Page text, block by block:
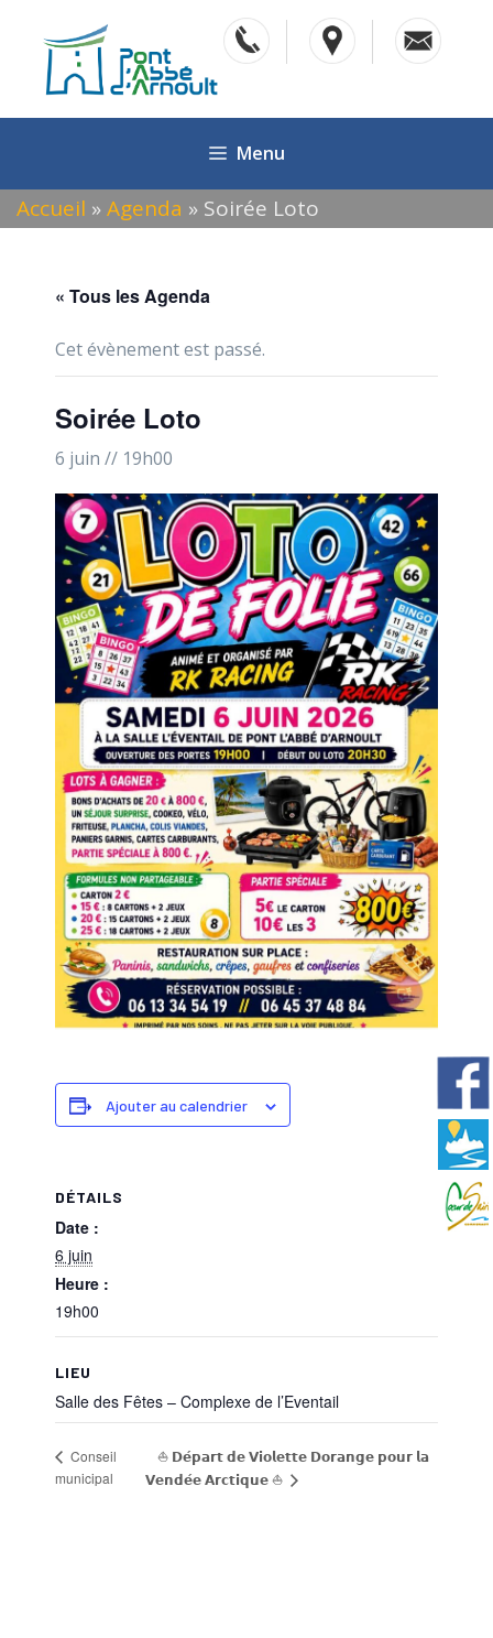
contenu
Menu
Accueil »Agenda » Soirée Loto
« Tous les Agenda
Cet évènement est passé.
Soirée Loto
6 juin // 19h00
Ajouter au calendrier
DÉTAILS
Date :
6 juin
Heure :
19h00
LIEU
Salle des Fêtes – Complexe de l’Eventail
Conseil
municipal
⛵ 𝗗𝗲́𝗽𝗮𝗿𝘁 𝗱𝗲 𝗩𝗶𝗼𝗹𝗲𝘁𝘁𝗲 𝗗𝗼𝗿𝗮𝗻𝗴𝗲 𝗽𝗼𝘂𝗿 𝗹𝗮
𝗩𝗲𝗻𝗱𝗲́𝗲 𝗔𝗿𝗰𝘁𝗶𝗾𝘂𝗲 ⛵